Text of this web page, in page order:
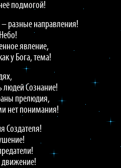
подмогой!
– разные направления!
явление,
у Бога, тема!
людей Сознание!
прелюдия,
нет понимания!
Создателя!
движение!